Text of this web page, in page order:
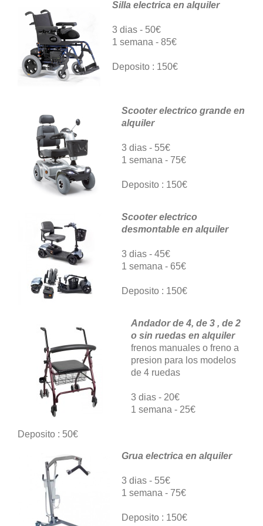
Silla electrica en alquiler
3 dias - 50€
1 semana - 85€
Deposito : 150€
Scooter electrico grande en
alquiler
3 dias - 55€
1 semana - 75€
Deposito : 150€
Scooter electrico
desmontable en alquiler
3 dias - 45€
1 semana - 65€
Deposito : 150€
Andador de 4, de 3 , de 2
o sin ruedas en alquiler
frenos manuales o freno a
presion para los modelos
de 4 ruedas
3 dias - 20€
1 semana - 25€
Deposito : 50€
Grua electrica en alquiler
3 dias - 55€
1 semana - 75€
Deposito : 150€